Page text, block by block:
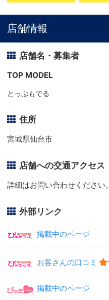
店舗情報
店舗名・募集者
TOP MODEL
とっぷもでる
住所
宮城県仙台市
店舗への交通アクセス
詳細はお問い合わせください。
外部リンク
掲載中のページ
お客さんの口コミ
掲載中のページ